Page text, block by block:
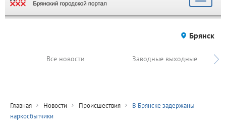
Брянск
Все новости Заводные выходные
Главная Новости Происшествия
В Брянске задержаны
наркосбытчики